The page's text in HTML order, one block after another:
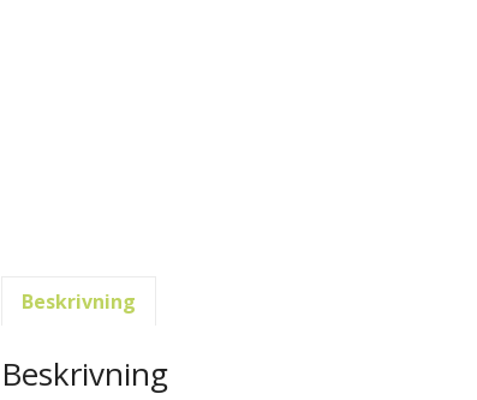
Beskrivning
Beskrivning